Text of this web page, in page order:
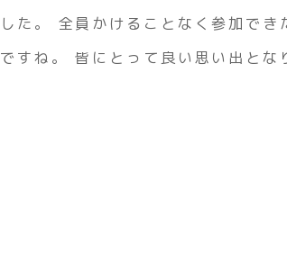
した。 全員かけることなく参加でき
ですね。 皆にとって良い思い出と